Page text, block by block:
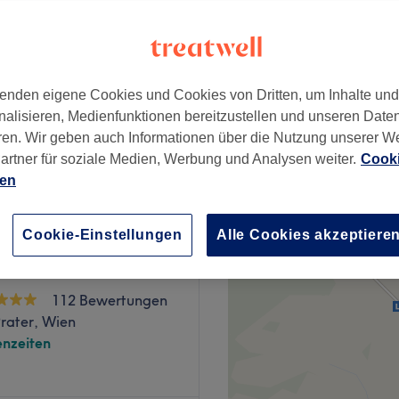
46 €
66 €
seidig glatte Haut? Dann
Beauty Med - 2.
112 Bewertungen
Wien
eigene Cookies und Cookies von Dritten, um Inhalte
Medienfunktionen bereitzustellen und unseren
Wir geben auch Informationen über die Nutzung unserer
für soziale Medien, Werbung und Analysen weiter.
Alle Cookies akzeptieren
Cookie-Einstellungen